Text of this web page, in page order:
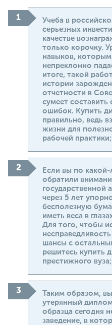
Учеба в
серьезных
качестве
только корочку.
навыков,
непреклонно
итоге, такой
истории
отчетности в
сумеет составить
ошибок. Купить
правильно, ведь
жизни для
рабочей практики;
Если вы по
обратили
государственной
через 5 лет
бесполезную
иметь веса в
Для того, чтобы
шансы с
решитесь купить
престижного вуза;
Таким образом,
утерянный
образца сегодня
заведение, в